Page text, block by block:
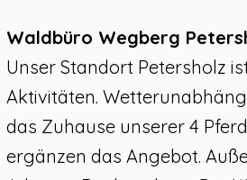
Waldbüro Wegberg
Unser Standort Petersholz
Aktivitäten.
das Zuhause unserer 4
ergänzen das Angebot.